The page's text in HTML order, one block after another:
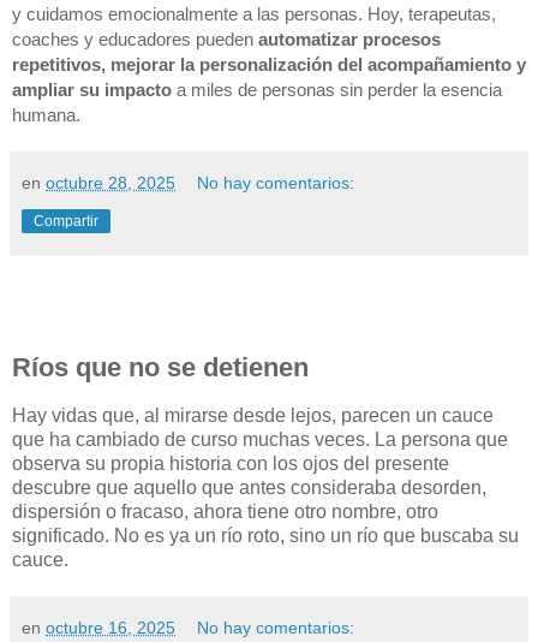
y cuidamos emocionalmente a las personas. Hoy, terapeutas,
coaches y educadores pueden automatizar procesos
repetitivos, mejorar la personalización del acompañamiento y
ampliar su impacto a miles de personas sin perder la esencia
humana.
en octubre 28, 2025 No hay comentarios:
Compartir
Ríos que no se detienen
Hay vidas que, al mirarse desde lejos, parecen un cauce
que ha cambiado de curso muchas veces. La persona que
observa su propia historia con los ojos del presente
descubre que aquello que antes consideraba desorden,
dispersión o fracaso, ahora tiene otro nombre, otro
significado. No es ya un río roto, sino un río que buscaba su
cauce.
en octubre 16, 2025 No hay comentarios: